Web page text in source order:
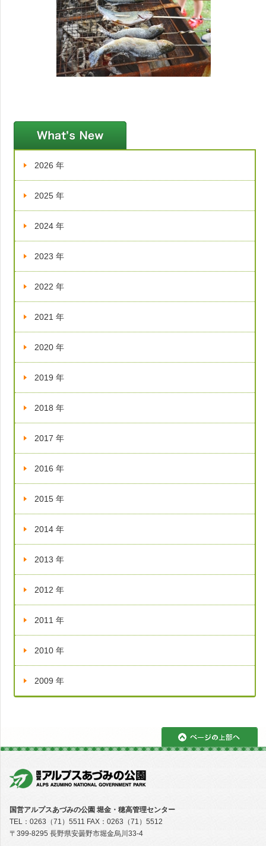
2026 年
2025 年
2024 年
2023 年
2022 年
2021 年
2020 年
2019 年
2018 年
2017 年
2016 年
2015 年
2014 年
2013 年
2012 年
2011 年
2010 年
2009 年
国営アルプスあづみの公園 堀金・穂高管理センター
TEL：0263（71）5511 FAX：0263（71）5512
〒399-8295 長野県安曇野市堀金烏川33-4